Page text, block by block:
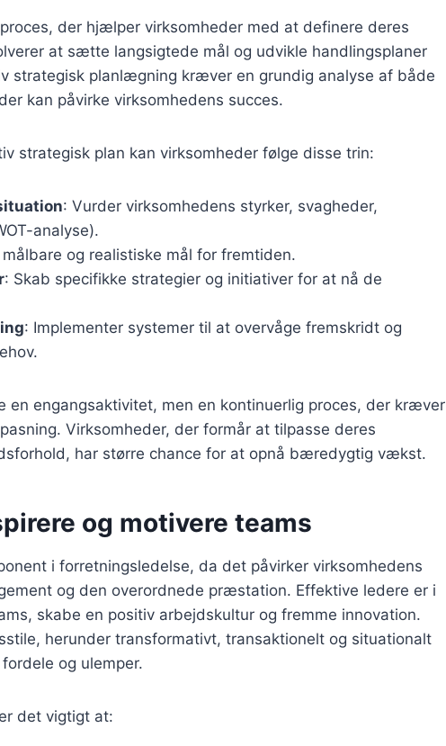
der hjælper virksomheder med at definere deres
at sætte langsigtede mål og udvikle handlingsplaner
strategisk planlægning kræver en grundig analyse af både
kan påvirke virksomhedens succes.
strategisk plan kan virksomheder følge disse trin:
: Vurder virksomhedens styrker, svagheder,
analyse).
og realistiske mål for fremtiden.
: Skab specifikke strategier og initiativer for at nå de
: Implementer systemer til at overvåge fremskridt og
en engangsaktivitet, men en kontinuerlig proces, der kræver
Virksomheder, der formår at tilpasse deres
har større chance for at opnå bæredygtig vækst.
og motivere teams
i forretningsledelse, da det påvirker virksomhedens
og den overordnede præstation. Effektive ledere er i
skabe en positiv arbejdskultur og fremme innovation.
herunder transformativt, transaktionelt og situationalt
og ulemper.
det vigtigt at: